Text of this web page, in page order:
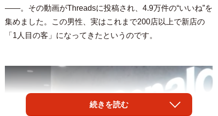
――。その動画がThreadsに投稿され、4.9万件の“いいね”を
集めました。この男性、実はこれまで200店以上で新店の
「1人目の客」になってきたというのです。
続きを読む